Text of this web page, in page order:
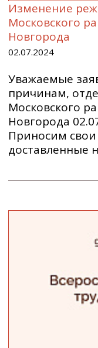
Изменение
Московского
Новгорода
02.07.2024
Уважаемые
причинам,
Московского
Новгорода
Приносим
доставленные